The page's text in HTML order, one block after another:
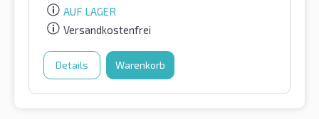
AUF LAGER
Versandkostenfrei
Details Warenkorb